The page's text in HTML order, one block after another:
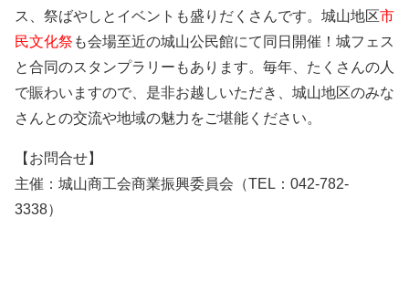
ス、祭ばやしとイベントも盛りだくさんです。城山地区市
民文化祭 も会場至近の城山公民館にて同日開催！城フェス
と合同のスタンプラリーもあります。毎年、たくさんの人
で賑わいますので、是非お越しいただき、城山地区のみな
さんとの交流や地域の魅力をご堪能ください。
【お問合せ】
主催：城山商工会商業振興委員会（TEL：042‐782-
3338）